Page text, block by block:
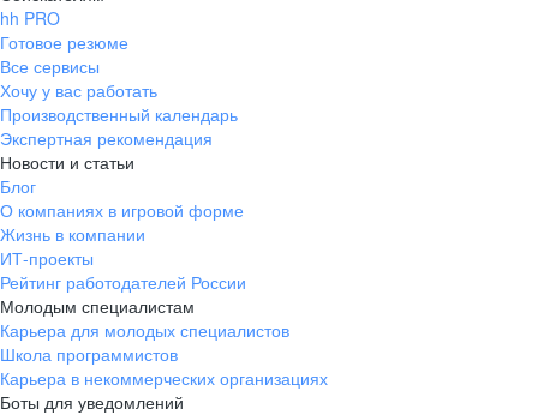
hh PRO
Готовое резюме
Все сервисы
Хочу у вас работать
Производственный календарь
Экспертная рекомендация
Новости и статьи
Блог
О компаниях в игровой форме
Жизнь в компании
ИТ-проекты
Рейтинг работодателей России
Молодым специалистам
Карьера для молодых специалистов
Школа программистов
Карьера в некоммерческих организациях
Боты для уведомлений